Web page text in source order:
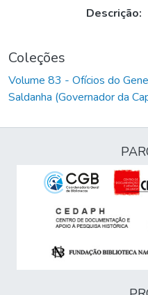
Descrição:
Coleções
Volume 83 - Ofícios do
Saldanha (Governador da